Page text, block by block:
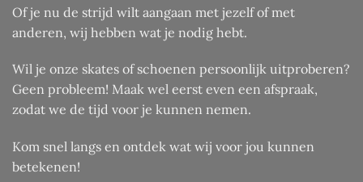
Of je nu de strijd wilt aangaan met jezelf of met
anderen, wij hebben wat je nodig hebt.
Wil je onze skates of schoenen persoonlijk uitproberen?
Geen probleem! Maak wel eerst even een afspraak,
zodat we de tijd voor je kunnen nemen.
Kom snel langs en ontdek wat wij voor jou kunnen
betekenen!